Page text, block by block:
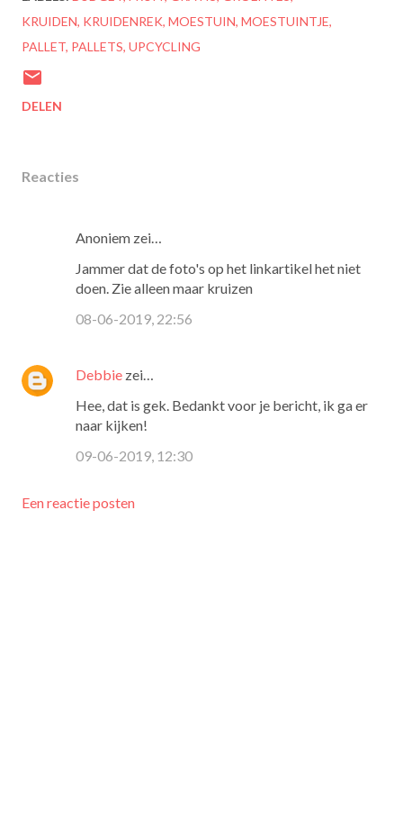
KRUIDEN KRUIDENREK MOESTUIN MOESTUINTJE
PALLET PALLETS UPCYCLING
DELEN
Reacties
Anoniem zei…
Jammer dat de foto's op het linkartikel het niet
doen. Zie alleen maar kruizen
08-06-2019, 22:56
Debbie zei…
Hee, dat is gek. Bedankt voor je bericht, ik ga er
naar kijken!
09-06-2019, 12:30
Een reactie posten